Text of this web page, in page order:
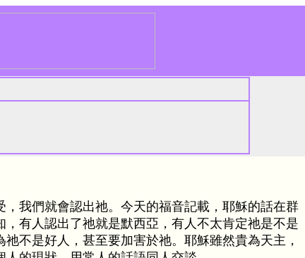
我們就會認出祂。今天的福音記載，耶穌的話在群
有人認出了祂就是默西亞，有人不太肯定祂是不是
不是好人，甚至要加害於祂。耶穌雖然貴為天主，